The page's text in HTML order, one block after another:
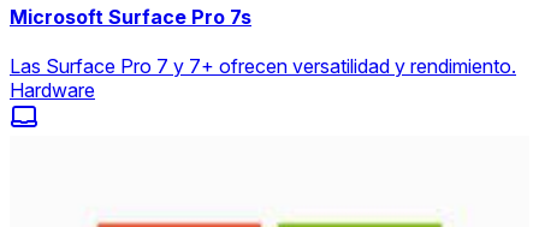
Microsoft Surface Pro 7s
Las Surface Pro 7 y 7+ ofrecen versatilidad y rendimiento.
Hardware